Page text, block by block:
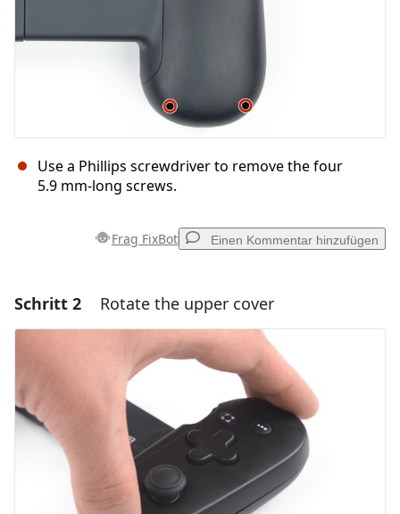
Use a Phillips screwdriver to remove the four
5.9 mm-long screws.
Frag FixBot Einen Kommentar hinzufügen
Einen Kommentar hinzufügen
Kommentar hinzufügen
Abbrechen Kommentieren
Schritt 2 Rotate the upper cover